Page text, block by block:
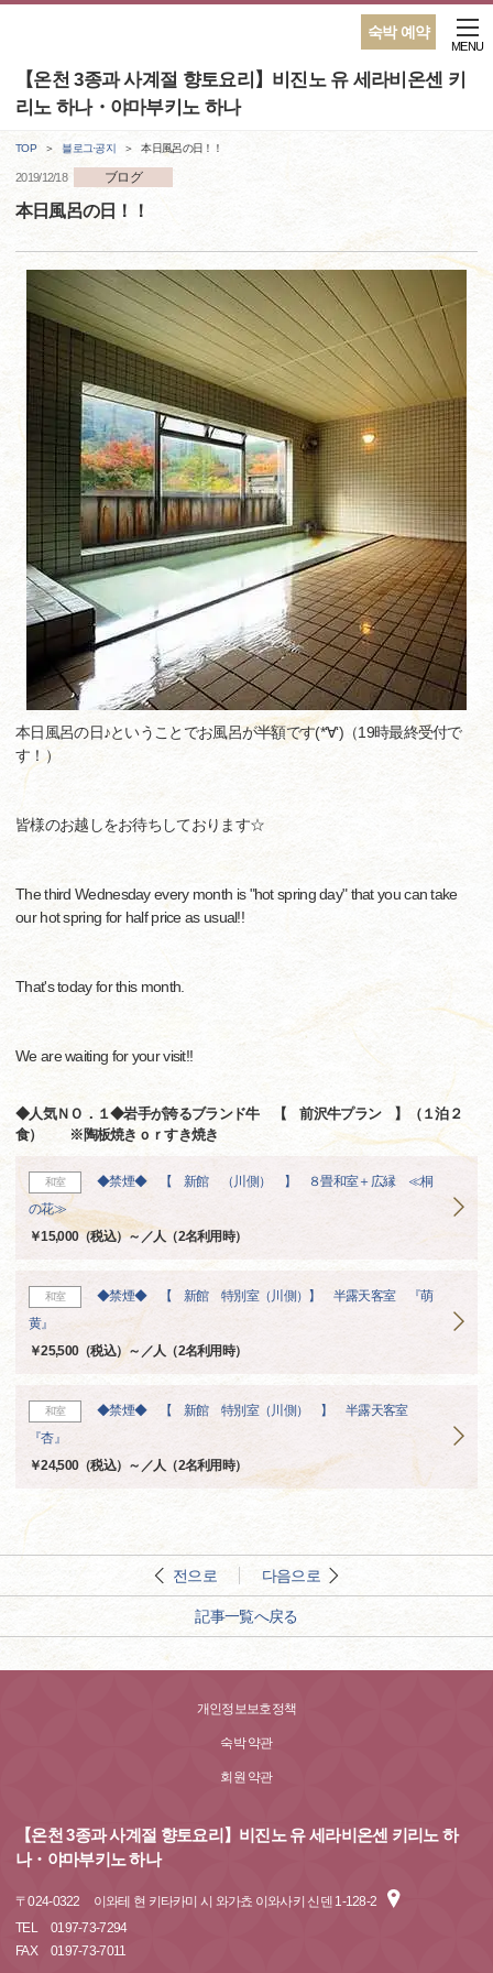
숙박 예약
【온천 3종과 사계절 향토요리】비진노 유 세라비온센 키
리노 하나・야마부키노 하나
MENU
TOP 블로그·공지 本日風呂の日！！
2019/12/18 ブログ
本日風呂の日！！
本日風呂の日♪ということでお風呂が半額です(*‘∀‘)（19時最終受付で
す！）
皆様のお越しをお待ちしております☆
The third Wednesday every month is "hot spring day" that you can take
our hot spring for half price as usual!!
That's today for this month.
We are waiting for your visit!!
◆人気ＮＯ．１◆岩手が誇るブランド牛 【 前沢牛プラン 】（１泊２
食） ※陶板焼きｏｒすき焼き
和室
◆禁煙◆ 【 新館 （川側） 】 ８畳和室＋広縁 ≪桐
の花≫
￥15,000（税込）～／人（2名利用時）
和室
◆禁煙◆ 【 新館 特別室（川側）】 半露天客室 『萌
黄』
￥25,500（税込）～／人（2名利用時）
和室
◆禁煙◆ 【 新館 特別室（川側） 】 半露天客室
『杏』
￥24,500（税込）～／人（2名利用時）
전으로 다음으로
記事一覧へ戻る
개인정보보호정책
숙박 약관
회원 약관
【온천 3종과 사계절 향토요리】비진노 유 세라비온센 키리노 하
나・야마부키노 하나
〒024-0322
이와테 현 키타카미 시 와가쵸 이와사키 신덴 1-128-2
TEL
0197-73-7294
FAX
0197-73-7011